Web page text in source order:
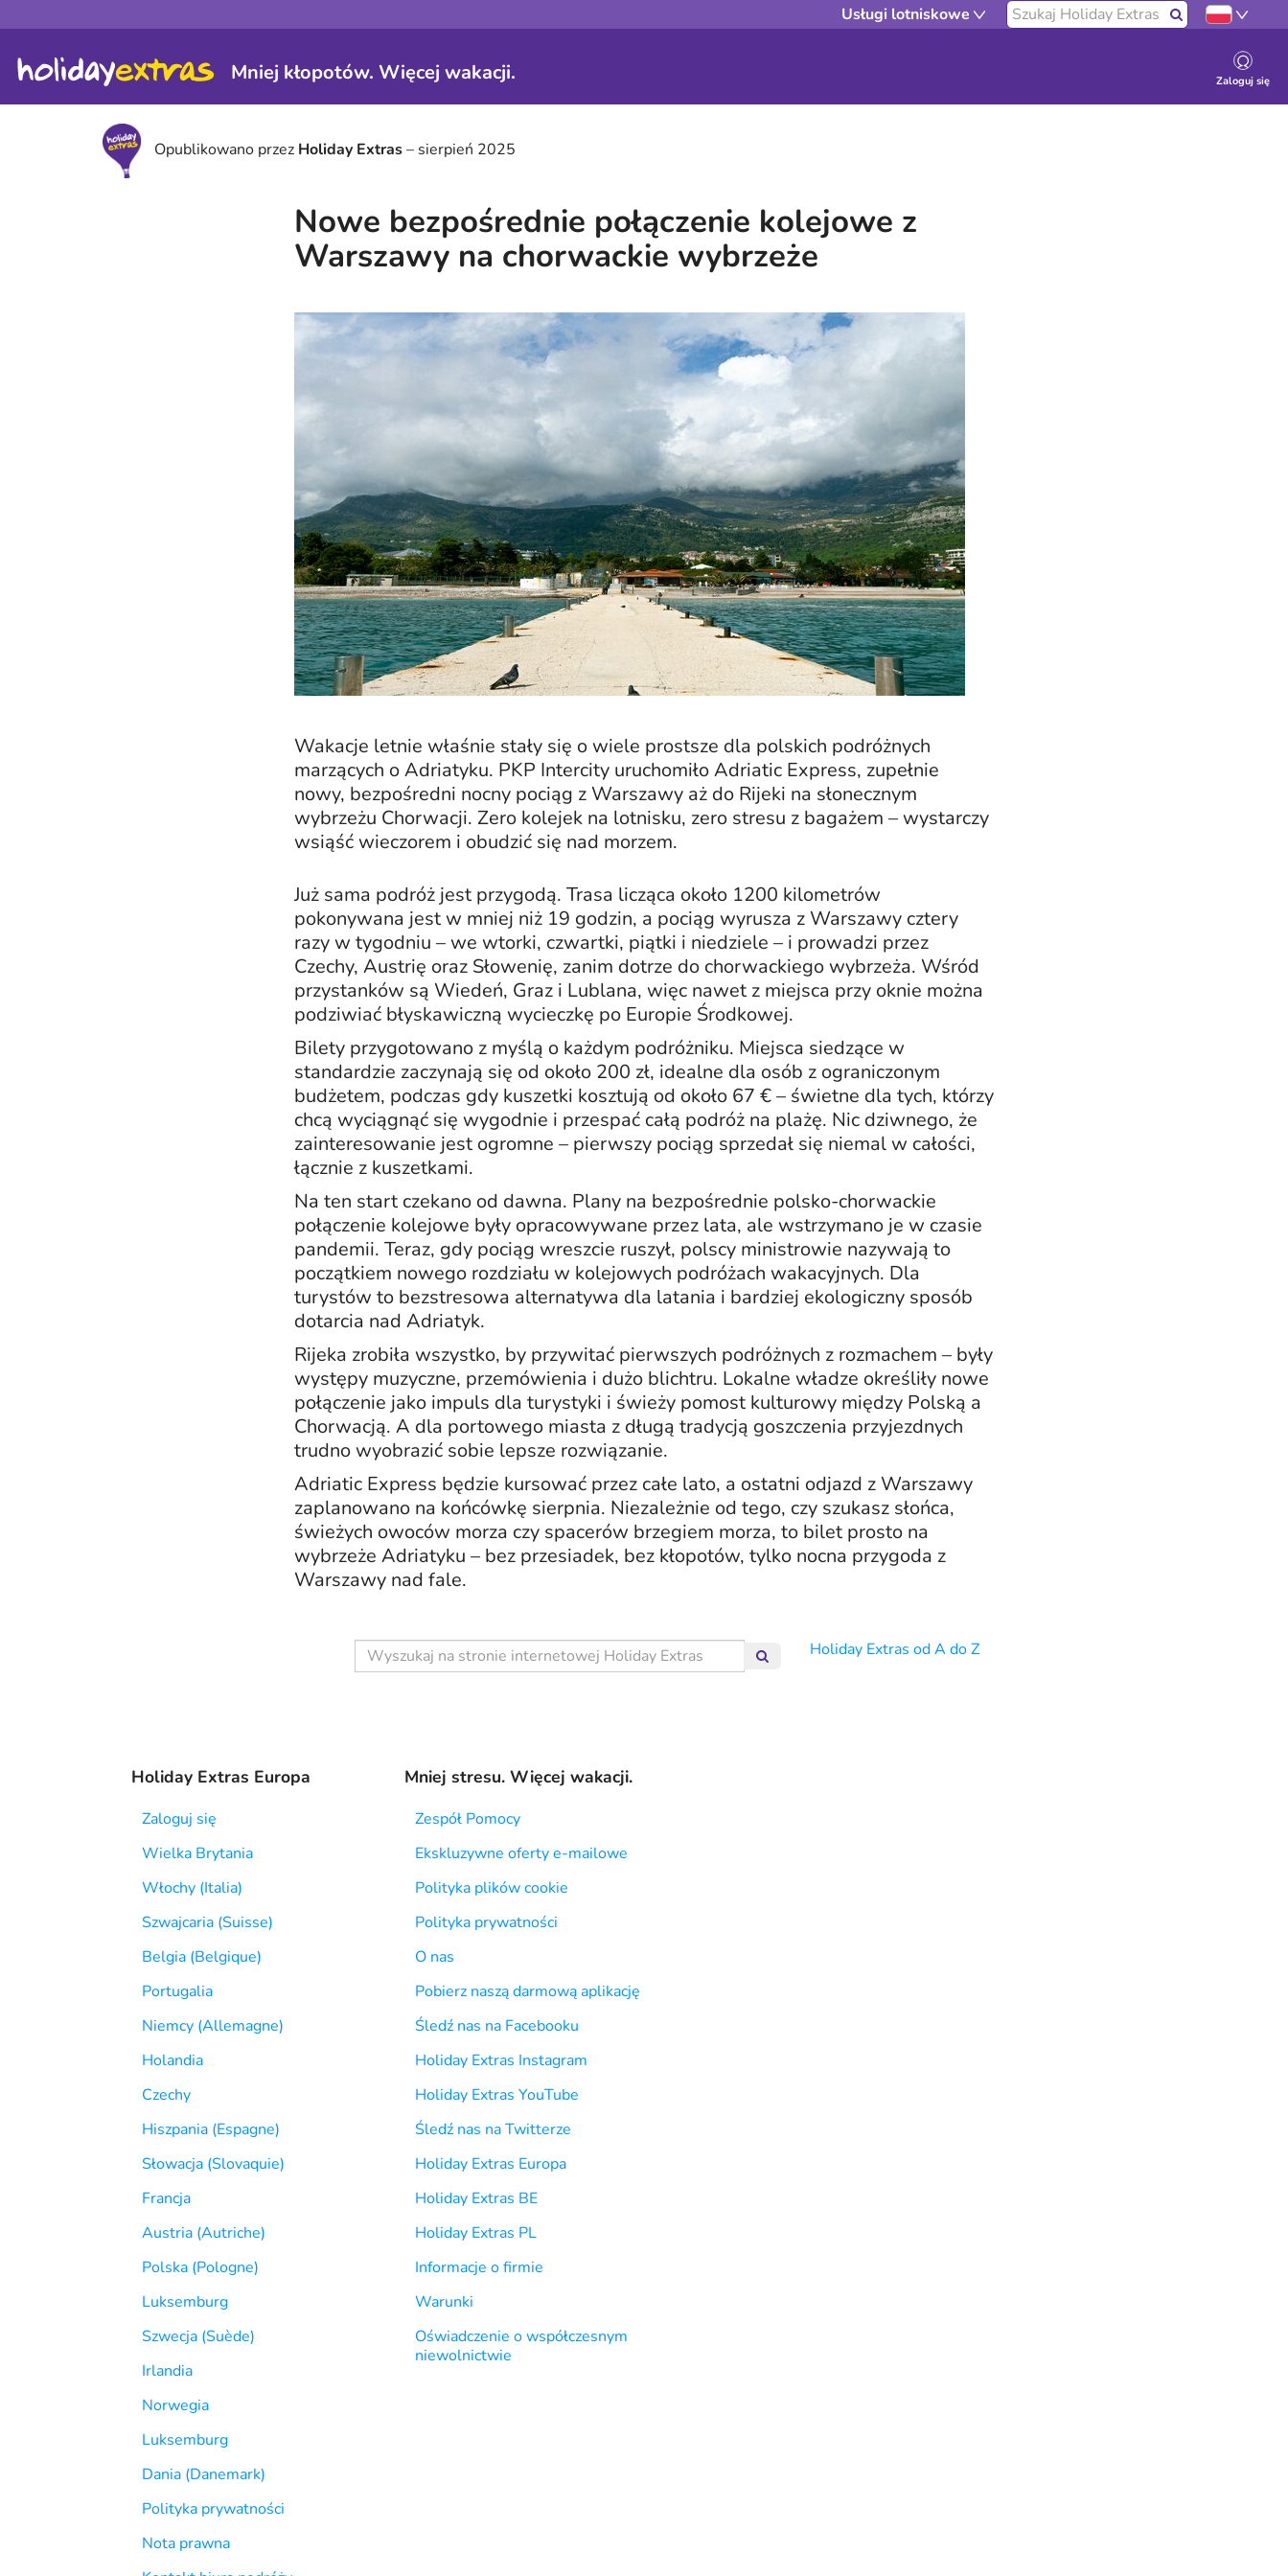
Mniej kłopotów. Więcej wakacji. Zaloguj się
Usługi lotniskowe Przeszukaj naszą stronęSzukaj
Opublikowano przez Holiday Extras– sierpień 2025
Nowe bezpośrednie połączenie kolejowe z
Warszawy na chorwackie wybrzeże
Wakacje letnie właśnie stały się o wiele prostsze dla polskich podróżnych
marzących o Adriatyku. PKP Intercity uruchomiło Adriatic Express, zupełnie
nowy, bezpośredni nocny pociąg z Warszawy aż do Rijeki na słonecznym
wybrzeżu Chorwacji. Zero kolejek na lotnisku, zero stresu z bagażem – wystarczy
wsiąść wieczorem i obudzić się nad morzem.
Już sama podróż jest przygodą. Trasa licząca około 1200 kilometrów
pokonywana jest w mniej niż 19 godzin, a pociąg wyrusza z Warszawy cztery
razy w tygodniu – we wtorki, czwartki, piątki i niedziele – i prowadzi przez
Czechy, Austrię oraz Słowenię, zanim dotrze do chorwackiego wybrzeża. Wśród
przystanków są Wiedeń, Graz i Lublana, więc nawet z miejsca przy oknie można
podziwiać błyskawiczną wycieczkę po Europie Środkowej.
Bilety przygotowano z myślą o każdym podróżniku. Miejsca siedzące w
standardzie zaczynają się od około 200 zł, idealne dla osób z ograniczonym
budżetem, podczas gdy kuszetki kosztują od około 67 € – świetne dla tych, którzy
chcą wyciągnąć się wygodnie i przespać całą podróż na plażę. Nic dziwnego, że
zainteresowanie jest ogromne – pierwszy pociąg sprzedał się niemal w całości,
łącznie z kuszetkami.
Na ten start czekano od dawna. Plany na bezpośrednie polsko-chorwackie
połączenie kolejowe były opracowywane przez lata, ale wstrzymano je w czasie
pandemii. Teraz, gdy pociąg wreszcie ruszył, polscy ministrowie nazywają to
początkiem nowego rozdziału w kolejowych podróżach wakacyjnych. Dla
turystów to bezstresowa alternatywa dla latania i bardziej ekologiczny sposób
dotarcia nad Adriatyk.
Rijeka zrobiła wszystko, by przywitać pierwszych podróżnych z rozmachem – były
występy muzyczne, przemówienia i dużo blichtru. Lokalne władze określiły nowe
połączenie jako impuls dla turystyki i świeży pomost kulturowy między Polską a
Chorwacją. A dla portowego miasta z długą tradycją goszczenia przyjezdnych
trudno wyobrazić sobie lepsze rozwiązanie.
Adriatic Express będzie kursować przez całe lato, a ostatni odjazd z Warszawy
zaplanowano na końcówkę sierpnia. Niezależnie od tego, czy szukasz słońca,
świeżych owoców morza czy spacerów brzegiem morza, to bilet prosto na
wybrzeże Adriatyku – bez przesiadek, bez kłopotów, tylko nocna przygoda z
Warszawy nad fale.
Wyszukaj w naszej witrynie Szukaj Holiday Extras od A do Z
Holiday Extras Europa
Zaloguj się
Wielka Brytania
Włochy (Italia)
Szwajcaria (Suisse)
Belgia (Belgique)
Portugalia
Niemcy (Allemagne)
Holandia
Czechy
Hiszpania (Espagne)
Słowacja (Slovaquie)
Francja
Austria (Autriche)
Polska (Pologne)
Luksemburg
Szwecja (Suède)
Irlandia
Norwegia
Luksemburg
Dania (Danemark)
Polityka prywatności
Nota prawna
Mniej stresu. Więcej wakacji.
Zespół Pomocy
Ekskluzywne oferty e-mailowe
Polityka plików cookie
Polityka prywatności
O nas
Pobierz naszą darmową aplikację
Śledź nas na Facebooku
Holiday Extras Instagram
Holiday Extras YouTube
Śledź nas na Twitterze
Holiday Extras Europa
Holiday Extras BE
Holiday Extras PL
Informacje o firmie
Warunki
Oświadczenie o współczesnym
niewolnictwie